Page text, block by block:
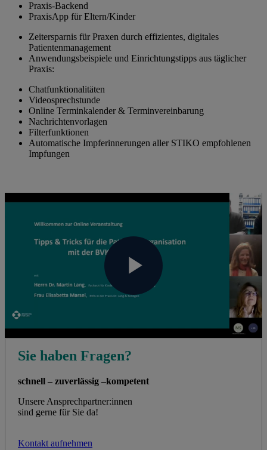
Praxis-Backend
PraxisApp für Eltern/Kinder
Zeitersparnis für Praxen durch effizientes, digitales
Patientenmanagement
Anwendungsbeispiele und Einrichtungstipps aus täglicher
Praxis:
Chatfunktionalitäten
Videosprechstunde
Online Terminkalender & Terminvereinbarung
Nachrichtenvorlagen
Filterfunktionen
Automatische Impferinnerungen aller STIKO empfohlenen
Impfungen
Play
Sie haben Fragen?
schnell – zuverlässig –kompetent
Unsere Ansprechpartner:innen
sind gerne für Sie da!
Kontakt aufnehmen